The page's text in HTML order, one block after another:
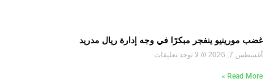
غضب مورينيو ينفجر مبكرًا في وجه إدارة ريال مدريد
أغسطس 7, 2026 لا توجد تعليقات
Read More »